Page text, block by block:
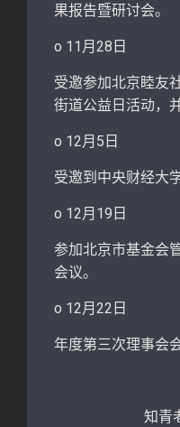
果报告暨研讨会。
o 11月28日
受邀参加北京睦友
街道公益日活动，
o 12月5日
受邀到中央财经大
o 12月19日
参加北京市基金会
会议。
o 12月22日
年度第三次理事会
知青